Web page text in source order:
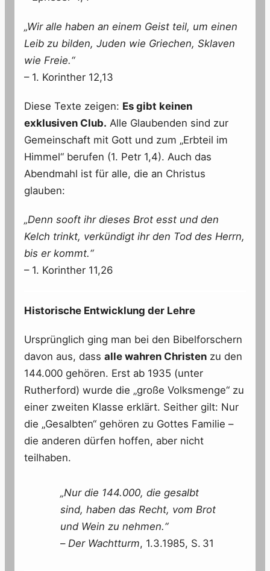
„Wir alle haben an einem Geist teil, um einen
Leib zu bilden, Juden wie Griechen, Sklaven
wie Freie.“
– 1. Korinther 12,13
Diese Texte zeigen: Es gibt keinen
exklusiven Club. Alle Glaubenden sind zur
Gemeinschaft mit Gott und zum „Erbteil im
Himmel“ berufen (1. Petr 1,4). Auch das
Abendmahl ist für alle, die an Christus
glauben:
„Denn sooft ihr dieses Brot esst und den
Kelch trinkt, verkündigt ihr den Tod des Herrn,
bis er kommt.“
– 1. Korinther 11,26
Historische Entwicklung der Lehre
Ursprünglich ging man bei den Bibelforschern
davon aus, dass alle wahren Christen zu den
144.000 gehören. Erst ab 1935 (unter
Rutherford) wurde die „große Volksmenge“ zu
einer zweiten Klasse erklärt. Seither gilt: Nur
die „Gesalbten“ gehören zu Gottes Familie –
die anderen dürfen hoffen, aber nicht
teilhaben.
„Nur die 144.000, die gesalbt
sind, haben das Recht, vom Brot
und Wein zu nehmen.“
–Der Wachtturm, 1.3.1985, S. 31